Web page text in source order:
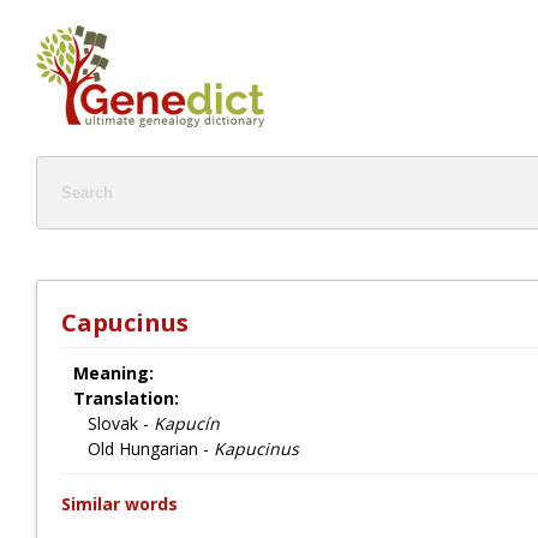
Capucinus
Meaning:
Translation:
Slovak - Kapucín
Old Hungarian - Kapucinus
Similar words